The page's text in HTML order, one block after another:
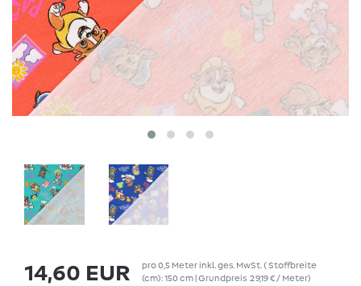
14,60 EUR pro0,5 Meterinkl. ges. MwSt. ( Stoffbreite
(cm): 150 cm | Grundpreis 29,19 € / Meter)